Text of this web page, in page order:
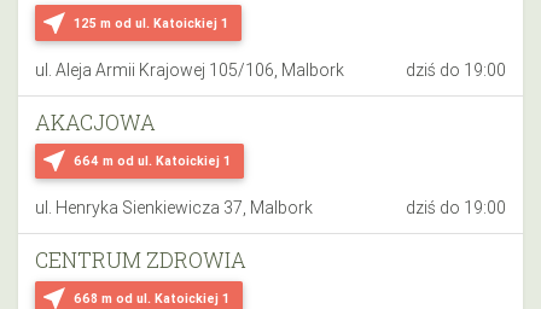
near_me 125 m od ul. Katoickiej 1
ul. Aleja Armii Krajowej 105/106, Malbork dziś do 19:00
near_me 664 m od ul. Katoickiej 1
AKACJOWA
ul. Henryka Sienkiewicza 37, Malbork dziś do 19:00
near_me 668 m od ul. Katoickiej 1
CENTRUM ZDROWIA